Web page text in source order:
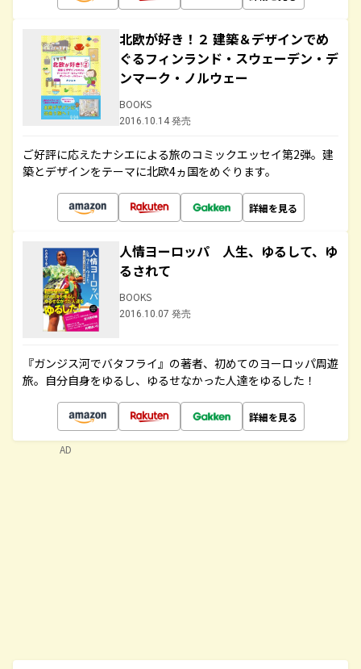
北欧が好き！２ 建築＆デザインでめ
ぐるフィンランド・スウェーデン・デ
ンマーク・ノルウェー
BOOKS
2016.10.14 発売
ご好評に応えたナシエによる旅のコミックエッセイ第2弾。建
築とデザインをテーマに北欧4ヵ国をめぐります。
詳細を見る
人情ヨーロッパ 人生、ゆるして、ゆ
るされて
BOOKS
2016.10.07 発売
『ガンジス河でバタフライ』の著者、初めてのヨーロッパ周遊
旅。自分自身をゆるし、ゆるせなかった人達をゆるした！
詳細を見る
AD